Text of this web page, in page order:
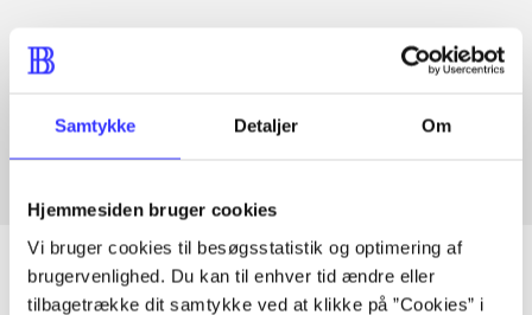
Samtykke Detaljer Om
Hjemmesiden bruger cookies
Vi bruger cookies til besøgsstatistik og optimering af
brugervenlighed. Du kan til enhver tid ændre eller
tilbagetrække dit samtykke ved at klikke på ”Cookies” i
Artikler med samme emner